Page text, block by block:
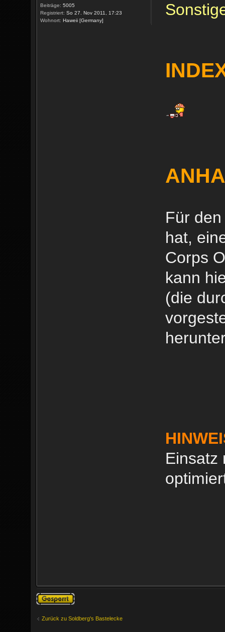
Beiträge: 5005
Registriert: So 27. Nov 2011, 17:23
Wohnort: Haweii [Germany]
Für
hat,
Corps
kann
(die
Thema gesperrt
Zurück zu Soldberg's Bastelecke